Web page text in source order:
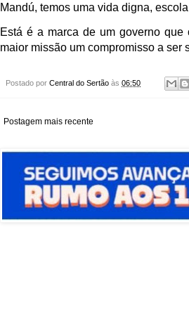
Mandú, temos uma vida digna,
Está é a marca de um governo
maior missão um compromisso a
Postado por Central do Sertão às 06:50
Postagem mais recente